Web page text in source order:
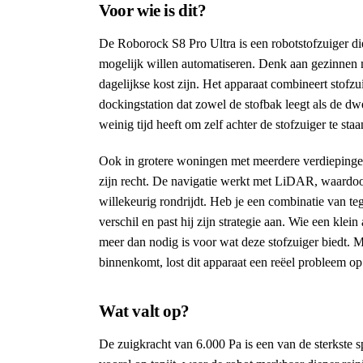
Voor wie is dit?
De Roborock S8 Pro Ultra is een robotstofzuiger
mogelijk willen automatiseren. Denk aan
dagelijkse kost zijn. Het apparaat combineert
dockingstation dat zowel de stofbak leegt als de
weinig tijd heeft om zelf achter de stofzuiger te
Ook in grotere woningen met meerdere
zijn recht. De navigatie werkt met LiDAR,
willekeurig rondrijdt. Heb je een combinatie van
verschil en past hij zijn strategie aan. Wie een
meer dan nodig is voor wat deze stofzuiger biedt.
binnenkomt, lost dit apparaat een reëel probleem
Wat valt op?
De zuigkracht van 6.000 Pa is een van de sterkste